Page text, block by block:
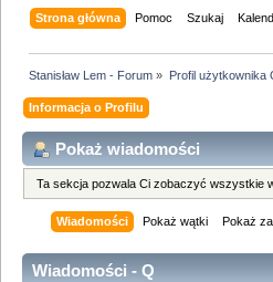
Strona główna Pomoc Szukaj
Stanisław Lem - Forum » Profil użytkownika
Informacja o Profilu
Pokaż wiadomości
Ta sekcja pozwala Ci zobaczyć wszystkie
Wiadomości Pokaż wątki Pokaż
Wiadomości - Q